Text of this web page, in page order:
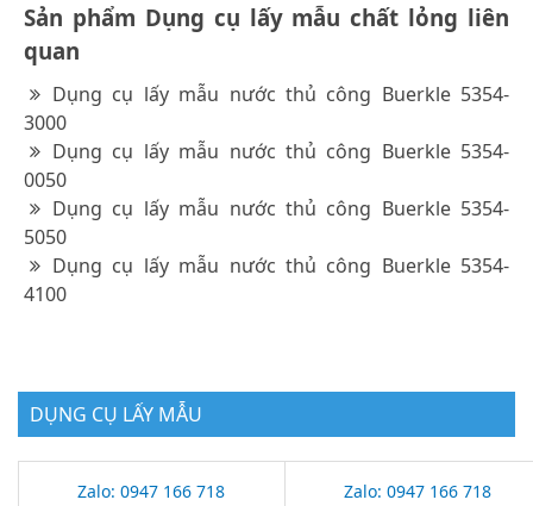
Sản phẩm Dụng cụ lấy mẫu chất lỏng liên
quan
Dụng cụ lấy mẫu nước thủ công Buerkle 5354-
3000
Dụng cụ lấy mẫu nước thủ công Buerkle 5354-
0050
Dụng cụ lấy mẫu nước thủ công Buerkle 5354-
5050
Dụng cụ lấy mẫu nước thủ công Buerkle 5354-
4100
DỤNG CỤ LẤY MẪU
Zalo: 0947 166 718 Zalo: 0947 166 718